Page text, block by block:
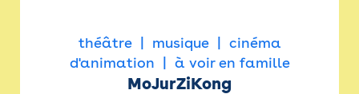
théâtre musique
cinéma
d'animation
à voir en famille
MoJurZiKong